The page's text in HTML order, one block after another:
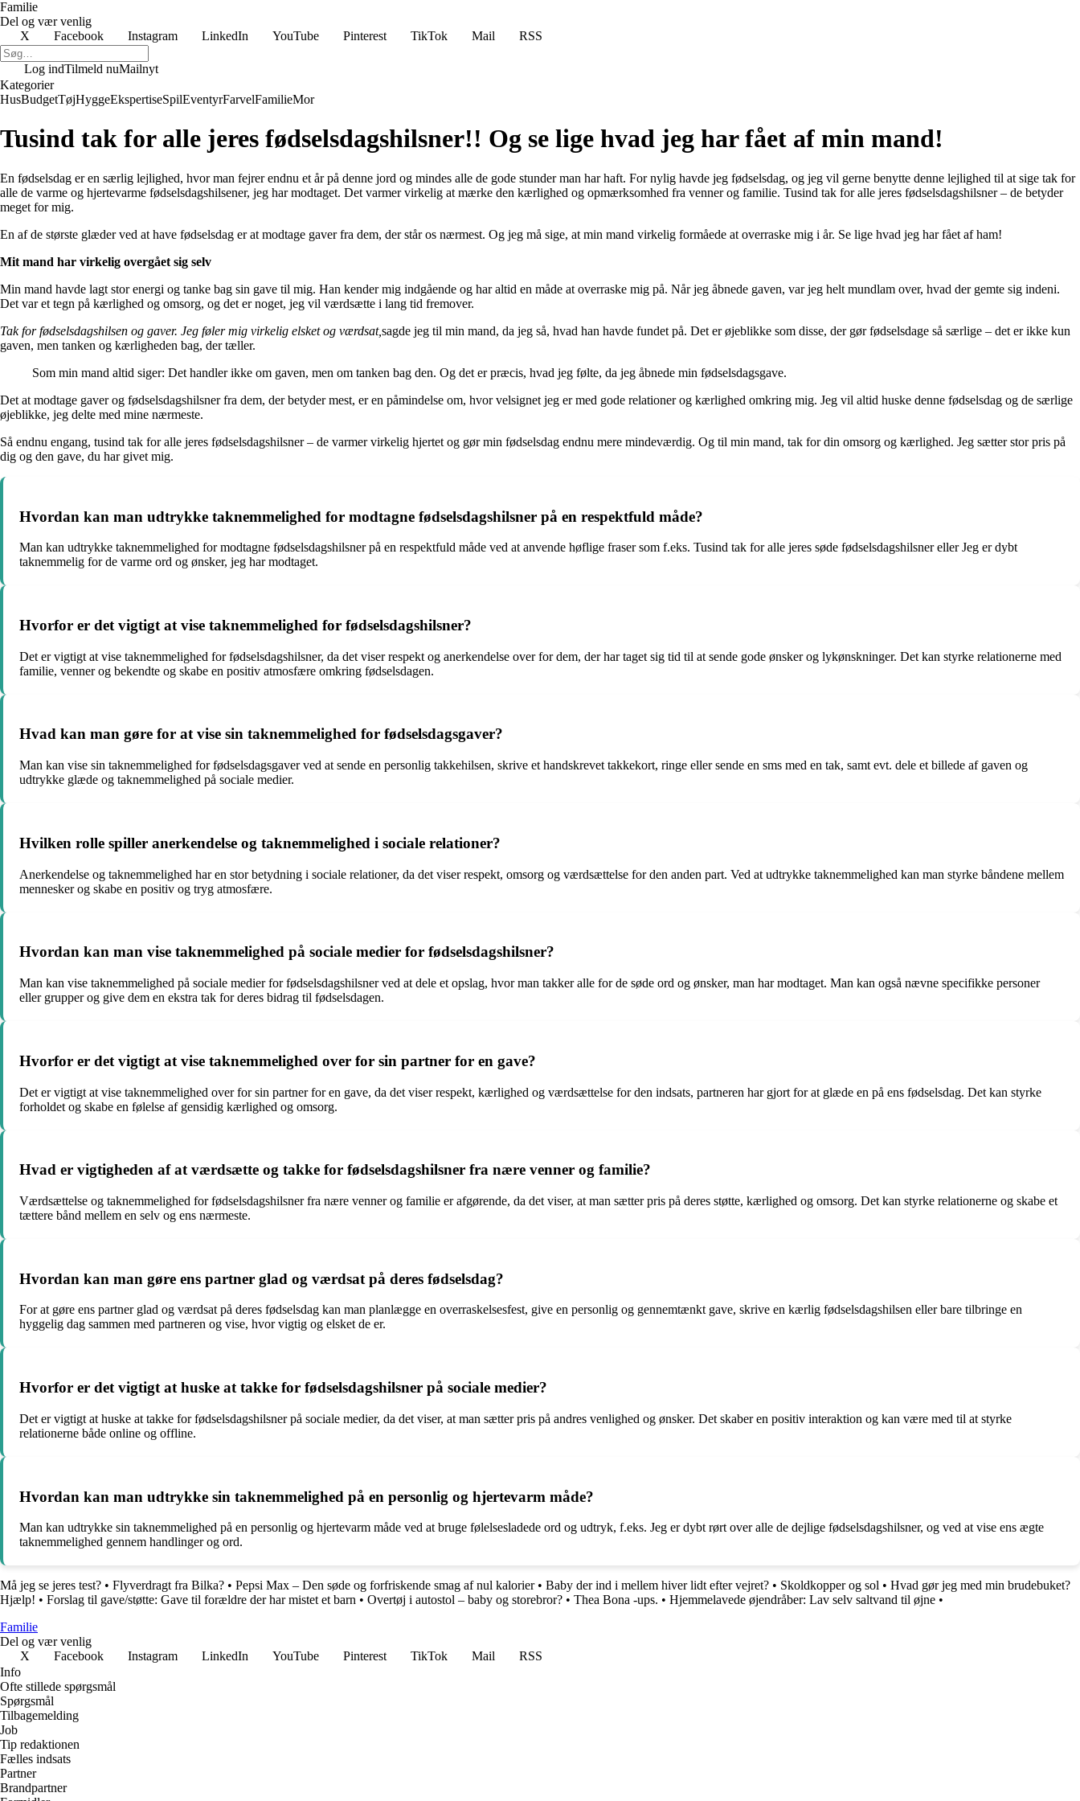
Familie
Del og vær venlig
X
Facebook Instagram LinkedIn YouTube Pinterest TikTok Mail RSS
Log indTilmeld nuMailnyt
Kategorier
HusBudgetTøjHyggeEkspertiseSpilEventyrFarvelFamilieMor
Tusind tak for alle jeres fødselsdagshilsner!! Og se lige hvad jeg har fået af min mand!
En fødselsdag er en særlig lejlighed, hvor man fejrer endnu et år på denne jord og mindes alle de gode stunder man har haft. For nylig havde jeg fødselsdag, og jeg vil gerne benytte denne lejlighed til at sige tak for
alle de varme og hjertevarme fødselsdagshilsener, jeg har modtaget. Det varmer virkelig at mærke den kærlighed og opmærksomhed fra venner og familie. Tusind tak for alle jeres fødselsdagshilsner – de betyder
meget for mig.
En af de største glæder ved at have fødselsdag er at modtage gaver fra dem, der står os nærmest. Og jeg må sige, at min mand virkelig formåede at overraske mig i år. Se lige hvad jeg har fået af ham!
Mit mand har virkelig overgået sig selv
Min mand havde lagt stor energi og tanke bag sin gave til mig. Han kender mig indgående og har altid en måde at overraske mig på. Når jeg åbnede gaven, var jeg helt mundlam over, hvad der gemte sig indeni.
Det var et tegn på kærlighed og omsorg, og det er noget, jeg vil værdsætte i lang tid fremover.
Tak for fødselsdagshilsen og gaver. Jeg føler mig virkelig elsket og værdsat,sagde jeg til min mand, da jeg så, hvad han havde fundet på. Det er øjeblikke som disse, der gør fødselsdage så særlige – det er ikke kun
gaven, men tanken og kærligheden bag, der tæller.
Som min mand altid siger: Det handler ikke om gaven, men om tanken bag den. Og det er præcis, hvad jeg følte, da jeg åbnede min fødselsdagsgave.
Det at modtage gaver og fødselsdagshilsner fra dem, der betyder mest, er en påmindelse om, hvor velsignet jeg er med gode relationer og kærlighed omkring mig. Jeg vil altid huske denne fødselsdag og de særlige
øjeblikke, jeg delte med mine nærmeste.
Så endnu engang, tusind tak for alle jeres fødselsdagshilsner – de varmer virkelig hjertet og gør min fødselsdag endnu mere mindeværdig. Og til min mand, tak for din omsorg og kærlighed. Jeg sætter stor pris på
dig og den gave, du har givet mig.
Hvordan kan man udtrykke taknemmelighed for modtagne fødselsdagshilsner på en respektfuld måde?
Man kan udtrykke taknemmelighed for modtagne fødselsdagshilsner på en respektfuld måde ved at anvende høflige fraser som f.eks. Tusind tak for alle jeres søde fødselsdagshilsner eller Jeg er dybt
taknemmelig for de varme ord og ønsker, jeg har modtaget.
Hvorfor er det vigtigt at vise taknemmelighed for fødselsdagshilsner?
Det er vigtigt at vise taknemmelighed for fødselsdagshilsner, da det viser respekt og anerkendelse over for dem, der har taget sig tid til at sende gode ønsker og lykønskninger. Det kan styrke relationerne med
familie, venner og bekendte og skabe en positiv atmosfære omkring fødselsdagen.
Hvad kan man gøre for at vise sin taknemmelighed for fødselsdagsgaver?
Man kan vise sin taknemmelighed for fødselsdagsgaver ved at sende en personlig takkehilsen, skrive et handskrevet takkekort, ringe eller sende en sms med en tak, samt evt. dele et billede af gaven og
udtrykke glæde og taknemmelighed på sociale medier.
Hvilken rolle spiller anerkendelse og taknemmelighed i sociale relationer?
Anerkendelse og taknemmelighed har en stor betydning i sociale relationer, da det viser respekt, omsorg og værdsættelse for den anden part. Ved at udtrykke taknemmelighed kan man styrke båndene mellem
mennesker og skabe en positiv og tryg atmosfære.
Hvordan kan man vise taknemmelighed på sociale medier for fødselsdagshilsner?
Man kan vise taknemmelighed på sociale medier for fødselsdagshilsner ved at dele et opslag, hvor man takker alle for de søde ord og ønsker, man har modtaget. Man kan også nævne specifikke personer
eller grupper og give dem en ekstra tak for deres bidrag til fødselsdagen.
Hvorfor er det vigtigt at vise taknemmelighed over for sin partner for en gave?
Det er vigtigt at vise taknemmelighed over for sin partner for en gave, da det viser respekt, kærlighed og værdsættelse for den indsats, partneren har gjort for at glæde en på ens fødselsdag. Det kan styrke
forholdet og skabe en følelse af gensidig kærlighed og omsorg.
Hvad er vigtigheden af at værdsætte og takke for fødselsdagshilsner fra nære venner og familie?
Værdsættelse og taknemmelighed for fødselsdagshilsner fra nære venner og familie er afgørende, da det viser, at man sætter pris på deres støtte, kærlighed og omsorg. Det kan styrke relationerne og skabe et
tættere bånd mellem en selv og ens nærmeste.
Hvordan kan man gøre ens partner glad og værdsat på deres fødselsdag?
For at gøre ens partner glad og værdsat på deres fødselsdag kan man planlægge en overraskelsesfest, give en personlig og gennemtænkt gave, skrive en kærlig fødselsdagshilsen eller bare tilbringe en
hyggelig dag sammen med partneren og vise, hvor vigtig og elsket de er.
Hvorfor er det vigtigt at huske at takke for fødselsdagshilsner på sociale medier?
Det er vigtigt at huske at takke for fødselsdagshilsner på sociale medier, da det viser, at man sætter pris på andres venlighed og ønsker. Det skaber en positiv interaktion og kan være med til at styrke
relationerne både online og offline.
Hvordan kan man udtrykke sin taknemmelighed på en personlig og hjertevarm måde?
Man kan udtrykke sin taknemmelighed på en personlig og hjertevarm måde ved at bruge følelsesladede ord og udtryk, f.eks. Jeg er dybt rørt over alle de dejlige fødselsdagshilsner, og ved at vise ens ægte
taknemmelighed gennem handlinger og ord.
Må jeg se jeres test? • Flyverdragt fra Bilka? • Pepsi Max – Den søde og forfriskende smag af nul kalorier• Baby der ind i mellem hiver lidt efter vejret? • Skoldkopper og sol • Hvad gør jeg med min brudebuket?
Hjælp! • Forslag til gave/støtte: Gave til forældre der har mistet et barn • Overtøj i autostol – baby og storebror? • Thea Bona -ups. • Hjemmelavede øjendråber: Lav selv saltvand til øjne •
Familie
Del og vær venlig
X
Facebook Instagram LinkedIn YouTube Pinterest TikTok Mail
RSS
Info
Ofte stillede spørgsmål
Spørgsmål
Tilbagemelding
Job
Tip redaktionen
Fælles indsats
Partner
Brandpartner